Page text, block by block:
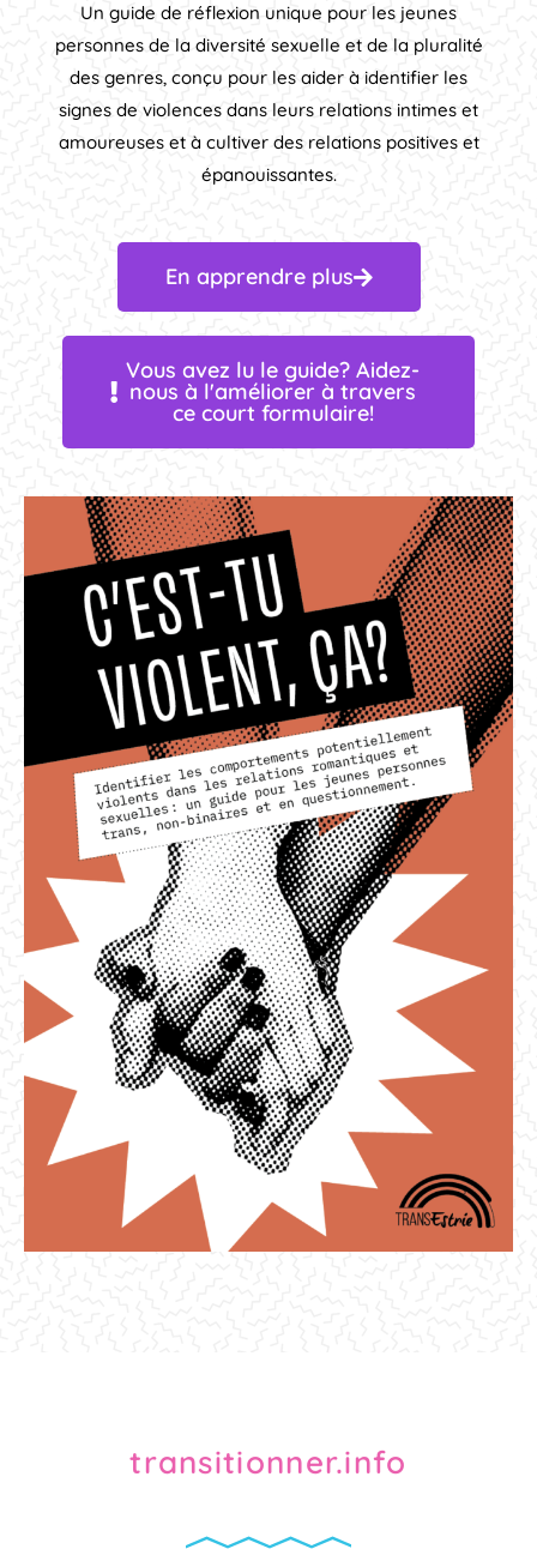
Un guide de réflexion unique pour les jeunes
personnes de la diversité sexuelle et de la pluralité
des genres, conçu pour les aider à identifier les
signes de violences dans leurs relations intimes et
amoureuses et à cultiver des relations positives et
épanouissantes.
En apprendre plus
Vous avez lu le guide? Aidez-
nous à l'améliorer à travers
ce court formulaire!
transitionner.info